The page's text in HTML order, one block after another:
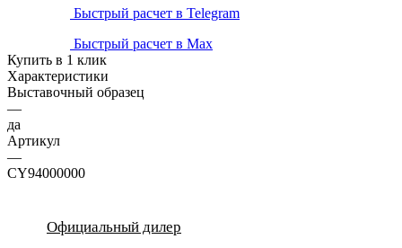
Быстрый расчет в Telegram
Быстрый расчет в Max
Купить в 1 клик
Характеристики
Выставочный образец
—
да
Артикул
—
CY94000000
Официальный дилер